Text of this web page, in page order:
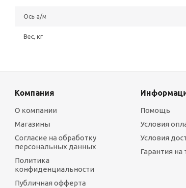
Ось а/м
Вес, кг
Компания
О компании
Магазины
Согласие на обработку
персональных данных
Политика
конфиденциальности
Публичная офферта
Помощь
Условия
Условия
Гарантия на